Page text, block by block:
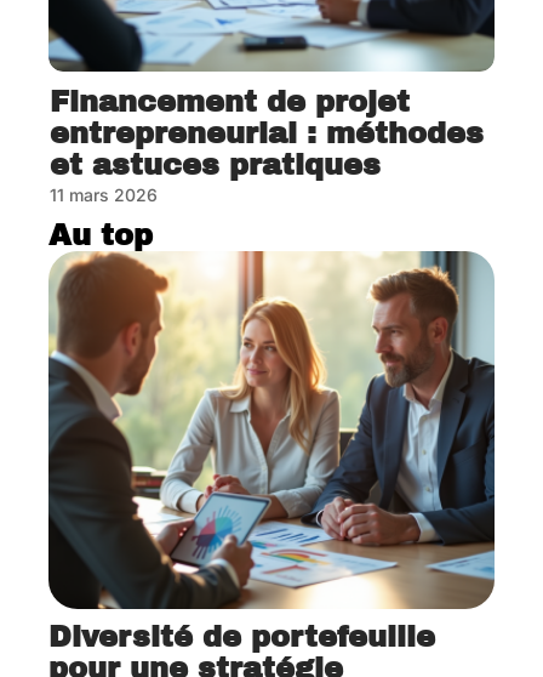
Financement de projet
entrepreneurial : méthodes
et astuces pratiques
11 mars 2026
Au top
Diversité de portefeuille
pour une stratégie